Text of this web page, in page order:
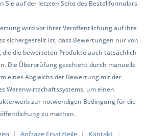
Sie auf der letzten Seite des Bestellformulars.
wird vor ihrer Veröffentlichung auf ihre
sichergestellt ist, dass Bewertungen nur von
die bewerteten Produkte auch tatsächlich
Die Überprüfung geschieht durch manuelle
eines Abgleichs der Bewertung mit der
Warenwirtschaftssystems, um einen
zur notwendigen Bedingung für die
zu machen.
Anfrage Ersatzteile
Kontakt